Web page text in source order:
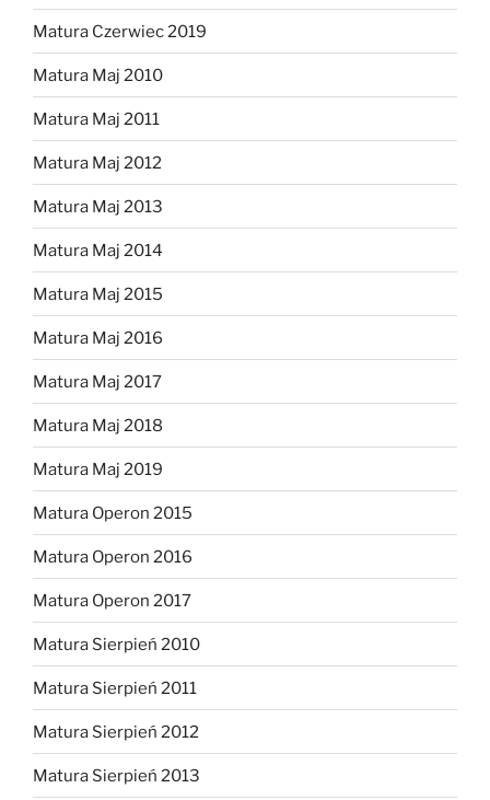
Matura Czerwiec 2019
Matura Maj 2010
Matura Maj 2011
Matura Maj 2012
Matura Maj 2013
Matura Maj 2014
Matura Maj 2015
Matura Maj 2016
Matura Maj 2017
Matura Maj 2018
Matura Maj 2019
Matura Operon 2015
Matura Operon 2016
Matura Operon 2017
Matura Sierpień 2010
Matura Sierpień 2011
Matura Sierpień 2012
Matura Sierpień 2013